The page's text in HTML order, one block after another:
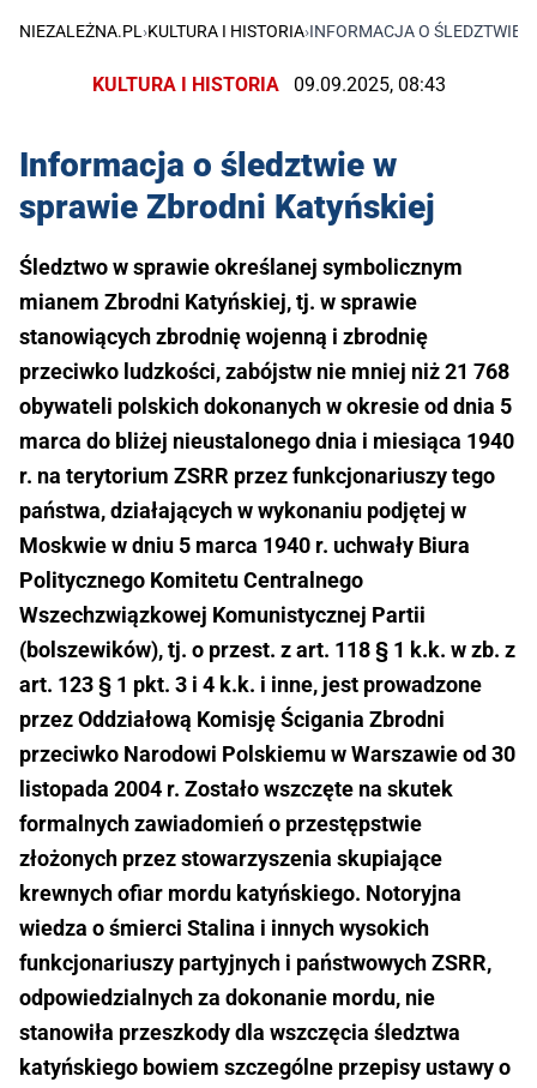
NIEZALEŻNA.PL ›KULTURA I HISTORIA›INFORMACJA O ŚLEDZTWIE
KULTURA I HISTORIA 09.09.2025, 08:43
Informacja o śledztwie w
sprawie Zbrodni Katyńskiej
Śledztwo w sprawie określanej symbolicznym
mianem Zbrodni Katyńskiej, tj. w sprawie
stanowiących zbrodnię wojenną i zbrodnię
przeciwko ludzkości, zabójstw nie mniej niż 21 768
obywateli polskich dokonanych w okresie od dnia 5
marca do bliżej nieustalonego dnia i miesiąca 1940
r. na terytorium ZSRR przez funkcjonariuszy tego
państwa, działających w wykonaniu podjętej w
Moskwie w dniu 5 marca 1940 r. uchwały Biura
Politycznego Komitetu Centralnego
Wszechzwiązkowej Komunistycznej Partii
(bolszewików), tj. o przest. z art. 118 § 1 k.k. w zb. z
art. 123 § 1 pkt. 3 i 4 k.k. i inne, jest prowadzone
przez Oddziałową Komisję Ścigania Zbrodni
przeciwko Narodowi Polskiemu w Warszawie od 30
listopada 2004 r. Zostało wszczęte na skutek
formalnych zawiadomień o przestępstwie
złożonych przez stowarzyszenia skupiające
krewnych ofiar mordu katyńskiego. Notoryjna
wiedza o śmierci Stalina i innych wysokich
funkcjonariuszy partyjnych i państwowych ZSRR,
odpowiedzialnych za dokonanie mordu, nie
stanowiła przeszkody dla wszczęcia śledztwa
katyńskiego bowiem szczególne przepisy ustawy o